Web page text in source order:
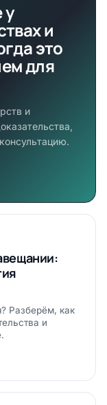
и
это
для
и
Разберём, как
и